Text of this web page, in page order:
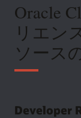
Oracle
リエン
ソース
Developer